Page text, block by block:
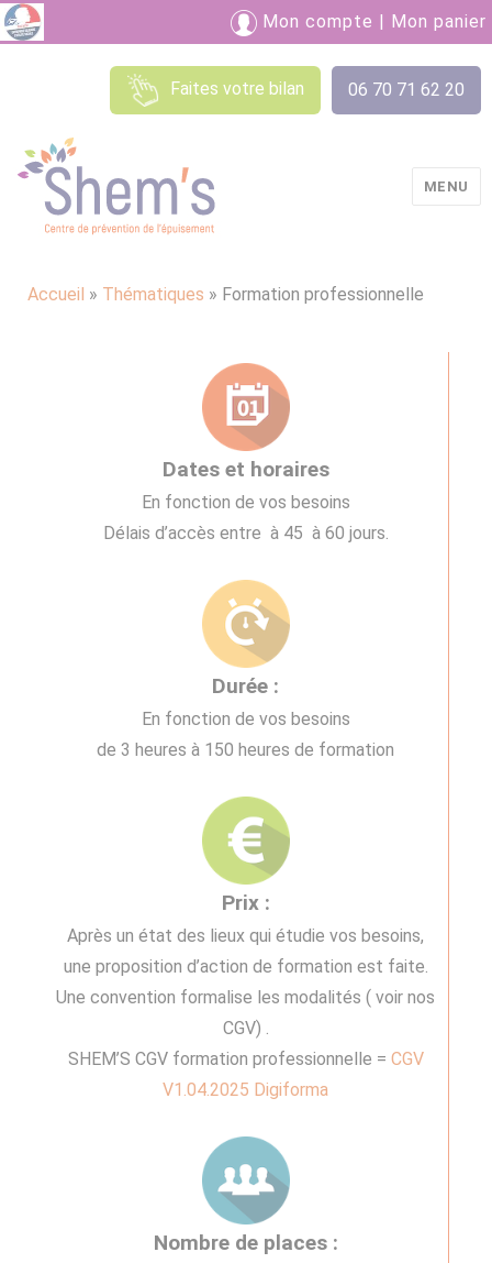
Mon compte | Mon panier
Faites votre bilan 06 70 71 62 20
MENU
Accueil » Thématiques » Formation professionnelle
Dates et horaires
En fonction de vos besoins
Délais d’accès entre à 45 à 60 jours.
Durée :
En fonction de vos besoins
de 3 heures à 150 heures de formation
Prix :
Après un état des lieux qui étudie vos besoins,
une proposition d’action de formation est faite.
Une convention formalise les modalités ( voir nos
CGV) .
SHEM’S CGV formation professionnelle = CGV
V1.04.2025 Digiforma
Nombre de places :